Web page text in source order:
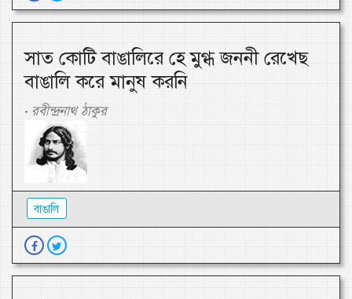
সাত কোটি বাঙালিরে হে মুগ্ধ জননী রেখেছ
বাঙালি করে মানুষ করনি
- রবীন্দ্রনাথ ঠাকুর
বাঙালি